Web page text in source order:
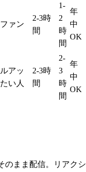
ァン
2-3時
間
1-
2
時
間
年
中
OK
アッ
い人
2-3時
間
2-
3
時
間
年
中
OK
のまま配信。リアクシ